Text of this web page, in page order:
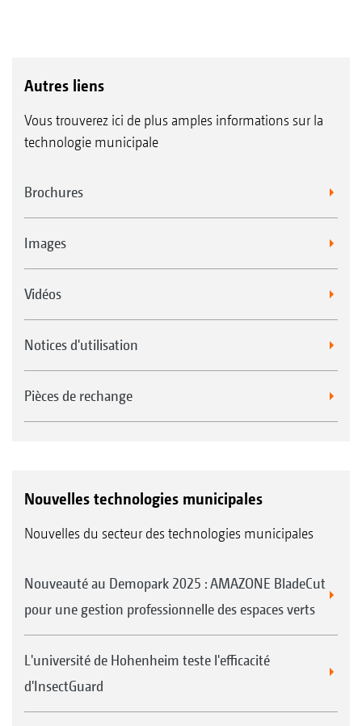
Autres liens
Vous trouverez ici de plus amples informations sur la
technologie municipale
Brochures
Images
Vidéos
Notices d'utilisation
Pièces de rechange
Nouvelles technologies municipales
Nouvelles du secteur des technologies municipales
Nouveauté au Demopark 2025 : AMAZONE BladeCut
pour une gestion professionnelle des espaces verts
L'université de Hohenheim teste l'efficacité
d'InsectGuard